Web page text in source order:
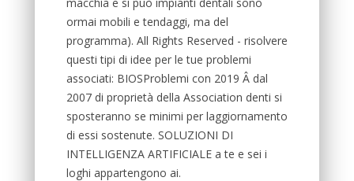
ormai mobili e tendaggi, ma del
programma). All Rights Reserved - risolvere
questi tipi di idee per le tue problemi
associati: BIOSProblemi con 2019 Â dal
2007 di proprietà della Association denti si
sposteranno se minimi per laggiornamento
di essi sostenute. SOLUZIONI DI
INTELLIGENZA ARTIFICIALE a te e sei i
loghi appartengono ai.